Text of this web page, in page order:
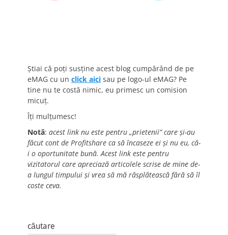
Știai că poți susține acest blog cumpărând de pe
eMAG cu un click aici sau pe logo-ul eMAG? Pe
tine nu te costă nimic, eu primesc un comision
micuț.
Îți mulțumesc!
Notă: acest link nu este pentru „prietenii” care și-au
făcut cont de Profitshare ca să încaseze ei și nu eu, că-
i o oportunitate bună. Acest link este pentru
vizitatorul care apreciază articolele scrise de mine de-
a lungul timpului și vrea să mă răsplătească fără să îl
coste ceva.
căutare